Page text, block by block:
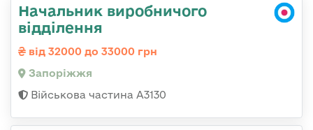
Начальник виробничого
відділення
від 32000 до 33000 грн
Запоріжжя
Військова частина А3130